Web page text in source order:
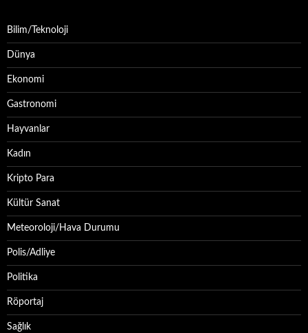
Bilim/Teknoloji
Dünya
Ekonomi
Gastronomi
Hayvanlar
Kadın
Kripto Para
Kültür Sanat
Meteoroloji/Hava Durumu
Polis/Adliye
Politika
Röportaj
Sağlık